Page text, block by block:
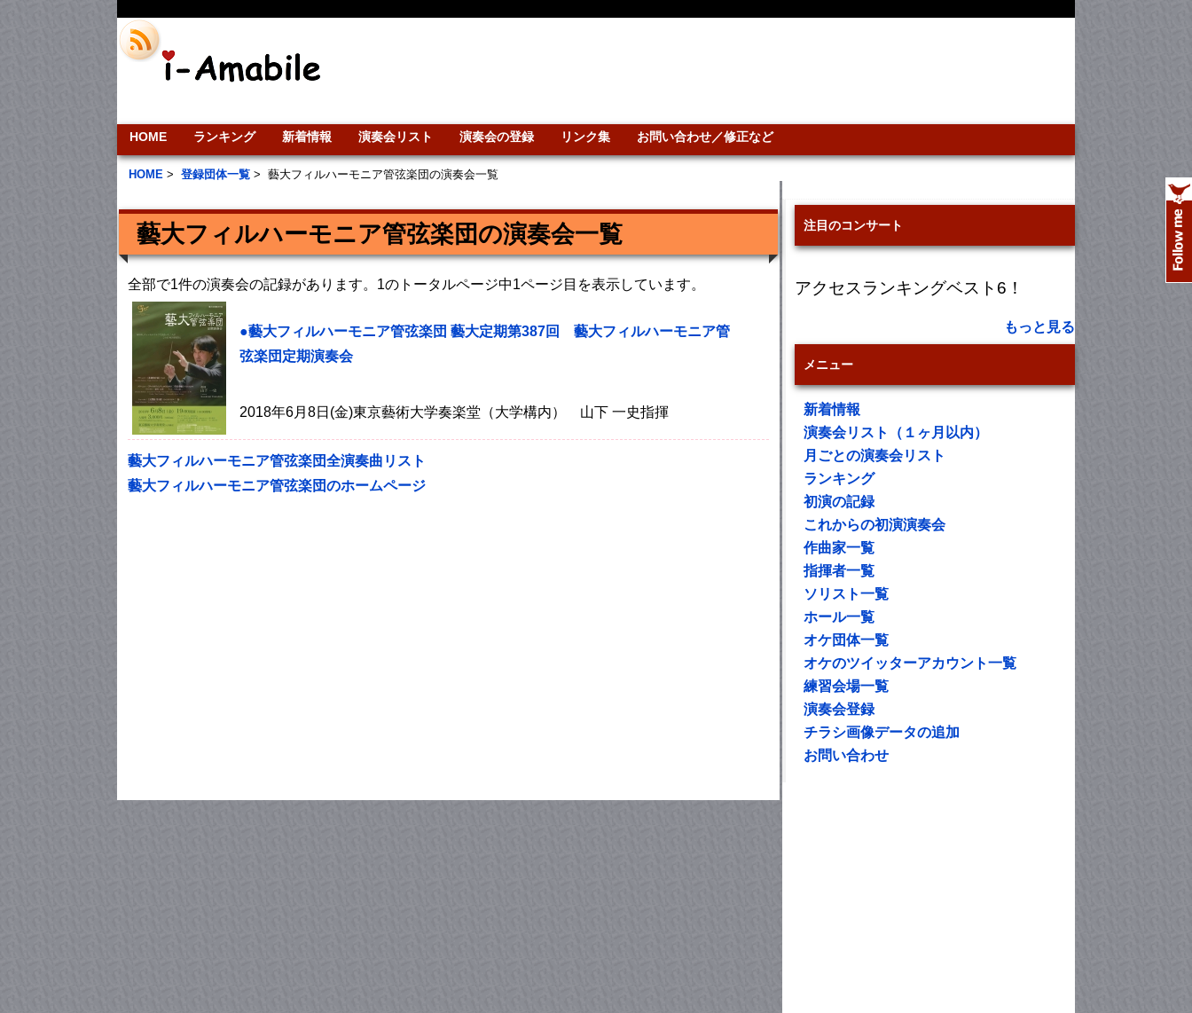
HOME ランキング 新着情報 演奏会リスト 演奏会の登録 リンク集 お問い合わせ／修正など
HOME > 登録団体一覧 > 藝大フィルハーモニア管弦楽団の演奏会一覧
藝大フィルハーモニア管弦楽団の演奏会一覧
全部で1件の演奏会の記録があります。1のトータルページ中1ページ目を表示しています。
●藝大フィルハーモニア管弦楽団 藝大定期第387回 藝大フィルハーモニア管
弦楽団定期演奏会
2018年6月8日(金)東京藝術大学奏楽堂（大学構内） 山下 一史指揮
藝大フィルハーモニア管弦楽団全演奏曲リスト
藝大フィルハーモニア管弦楽団のホームページ
注目のコンサート
アクセスランキングベスト6！
もっと見る
メニュー
新着情報
演奏会リスト（１ヶ月以内）
月ごとの演奏会リスト
ランキング
初演の記録
これからの初演演奏会
作曲家一覧
指揮者一覧
ソリスト一覧
ホール一覧
オケ団体一覧
オケのツイッターアカウント一覧
練習会場一覧
演奏会登録
チラシ画像データの追加
お問い合わせ